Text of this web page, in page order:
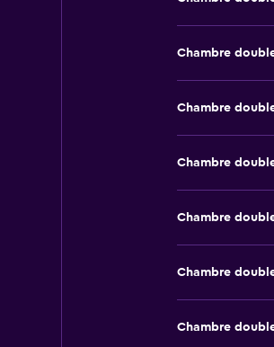
Chambre
Chambre
Chambre
Chambre
Chambre
Chambre